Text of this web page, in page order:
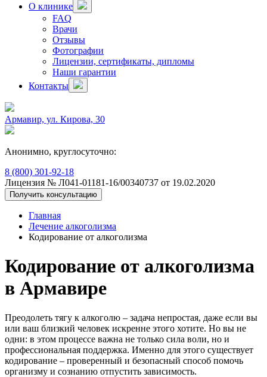
О клинике
FAQ
Врачи
Отзывы
Фотографии
Лицензии, сертификаты, дипломы
Наши гарантии
Контакты
Армавир, ул. Кирова, 30
Анонимно, круглосуточно:
8 (800) 301-92-18
Лицензия № Л041-01181-16/00340737 от 19.02.2020
Получить консультацию
Главная
Лечение алкоголизма
Кодирование от алкоголизма
Кодирование от алкоголизма
в Армавире
Преодолеть тягу к алкоголю – задача непростая, даже если вы
или ваш близкий человек искренне этого хотите. Но вы не
одни: в этом процессе важна не только сила воли, но и
профессиональная поддержка. Именно для этого существует
кодирование – проверенный и безопасный способ помочь
организму и сознанию отпустить зависимость.